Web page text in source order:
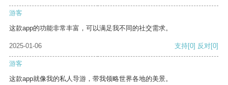
游客
这款app的功能非常丰富，可以满足我不同的社交需求。
2025-01-06 支持[0] 反对[0]
游客
这款app就像我的私人导游，带我领略世界各地的美景。